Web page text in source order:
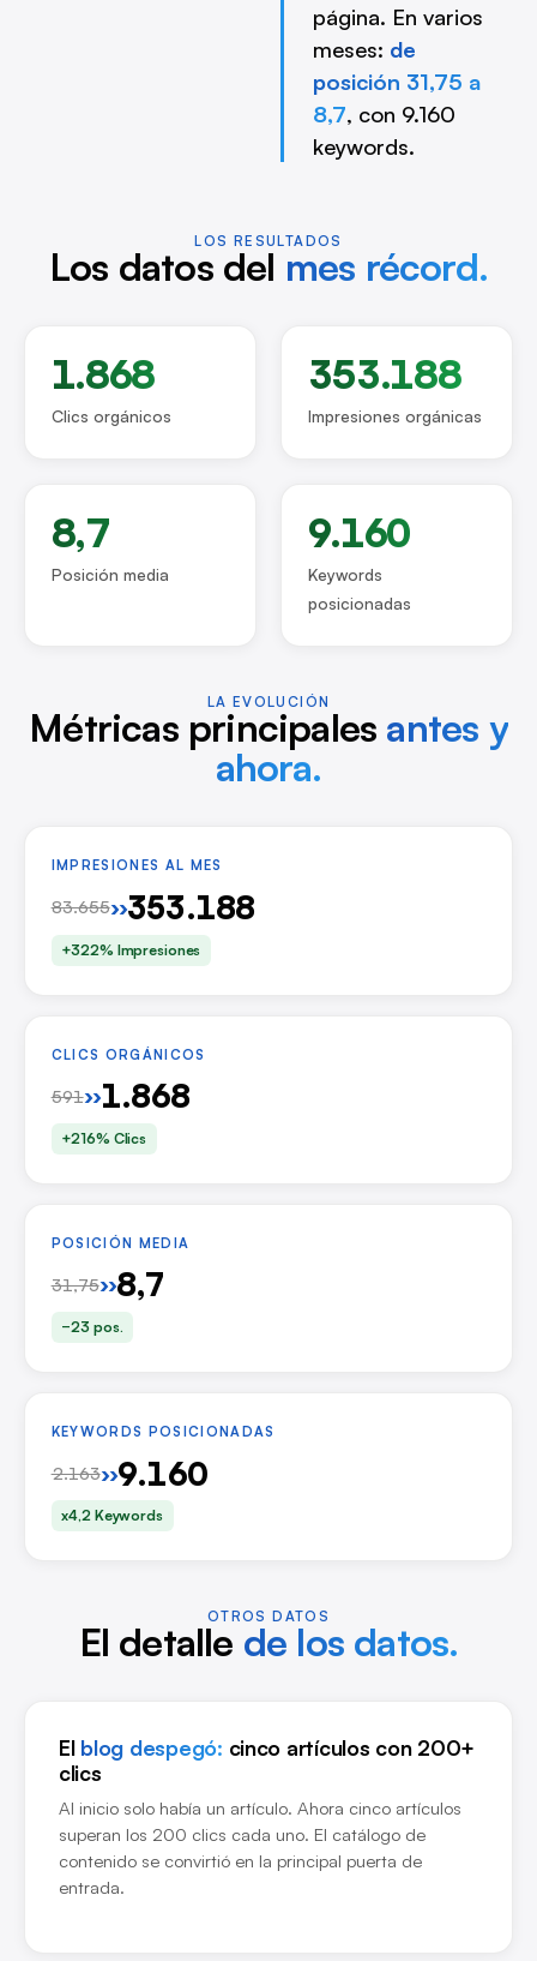
página. En varios
meses: de
posición 31,75 a
8,7, con 9.160
keywords.
LOS RESULTADOS
Los datos del mes récord.
1.868
Clics orgánicos
353.188
Impresiones orgánicas
8,7
Posición media
9.160
Keywords
posicionadas
LA EVOLUCIÓN
Métricas principales antes y
ahora.
IMPRESIONES AL MES
83.655››353.188
+322% Impresiones
CLICS ORGÁNICOS
591››1.868
+216% Clics
POSICIÓN MEDIA
31,75››8,7
−23 pos.
KEYWORDS POSICIONADAS
2.163››9.160
x4,2 Keywords
OTROS DATOS
El detalle de los datos.
El blog despegó: cinco artículos con 200+
clics
Al inicio solo había un artículo. Ahora cinco artículos
superan los 200 clics cada uno. El catálogo de
contenido se convirtió en la principal puerta de
entrada.